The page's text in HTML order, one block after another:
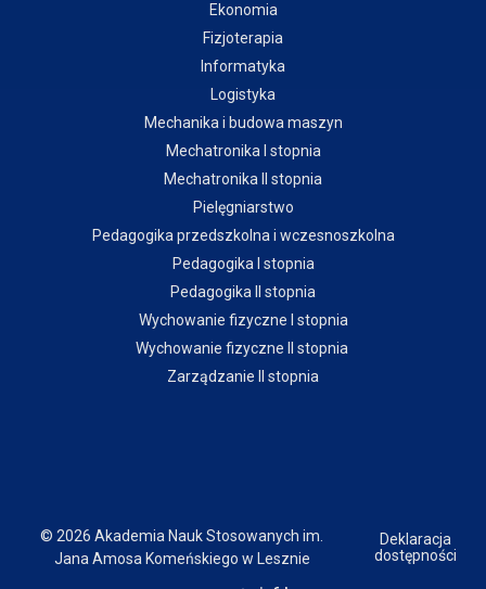
Ekonomia
Fizjoterapia
Informatyka
Logistyka
Mechanika i budowa maszyn
Mechatronika I stopnia
Mechatronika II stopnia
Pielęgniarstwo
Pedagogika przedszkolna i wczesnoszkolna
Pedagogika I stopnia
Pedagogika II stopnia
Wychowanie fizyczne I stopnia
Wychowanie fizyczne II stopnia
Zarządzanie II stopnia
© 2026 Akademia Nauk Stosowanych im.
Jana Amosa Komeńskiego w Lesznie
Deklaracja
dostępności